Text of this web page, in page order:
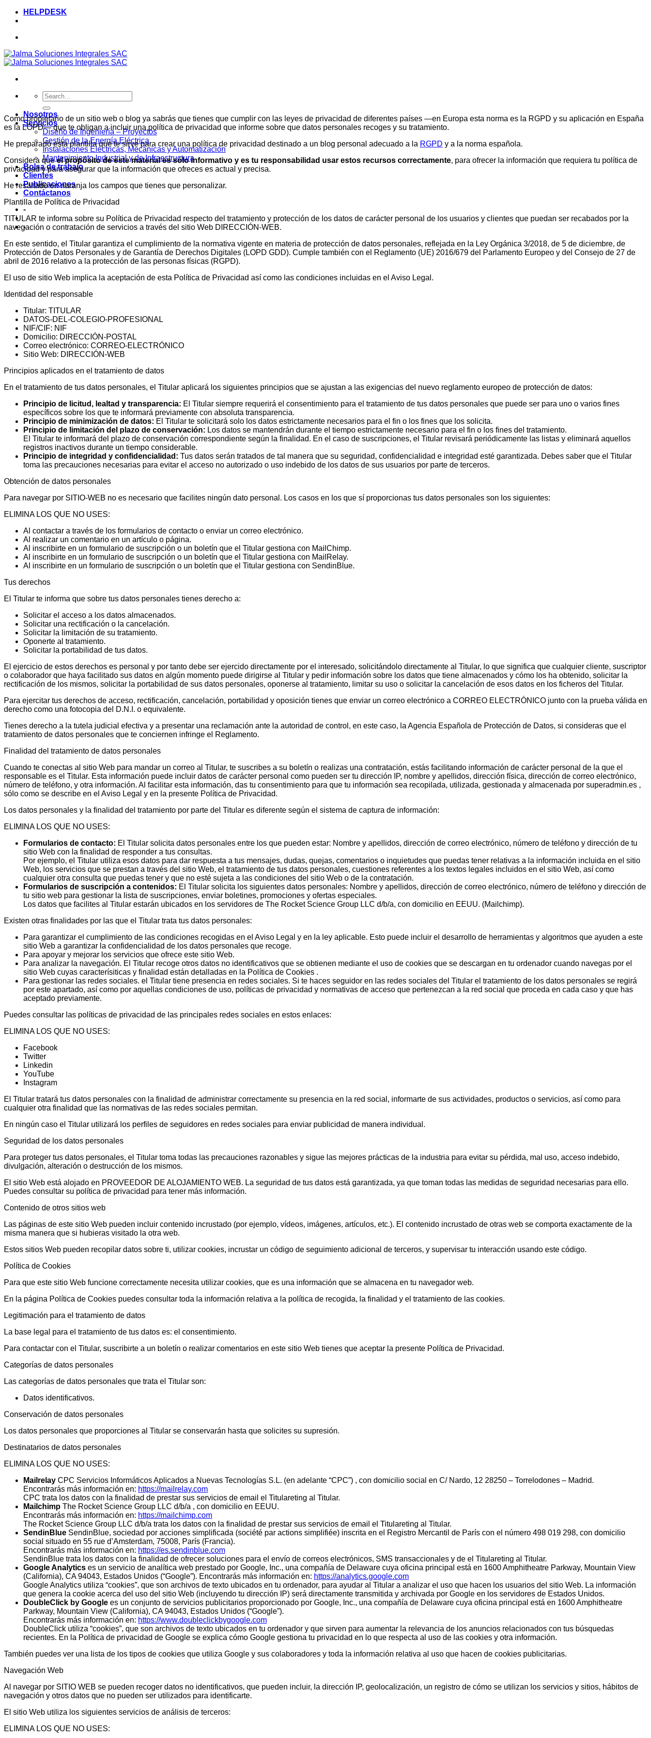
Saltar
HELPDESK
Nosotros
Servicios
Diseño de Ingeniería – Proyectos
Gestión de la Energía Eléctrica
Instalaciones Eléctricas, Mecánicas y Automatización
Mantenimiento Industrial y de Infraestructura
Bolsa de trabajo
Clientes
Publicaciones
Contáctanos
-
-
Como propietario de un sitio web o blog ya sabrás que tienes que cumplir con las leyes de privacidad de diferentes países —en Europa esta norma es la RGPD y su aplicación en España
es la LOPD— que te obligan a incluir una política de privacidad que informe sobre que datos personales recoges y su tratamiento.
He preparado esta plantilla que te sirve para crear una política de privacidad destinado a un blog personal adecuado a la RGPD y a la norma española.
Considera queel propósito de este material es sólo informativo y es tu responsabilidad usar estos recursos correctamente, para ofrecer la información que requiera tu política de
privacidad y para asegurar que la información que ofreces es actual y precisa.
He resaltado en naranja los campos que tienes que personalizar.
Plantilla de Política de Privacidad
TITULAR te informa sobre su Política de Privacidad respecto del tratamiento y protección de los datos de carácter personal de los usuarios y clientes que puedan ser recabados por la
navegación o contratación de servicios a través del sitio Web DIRECCIÓN-WEB.
En este sentido, el Titular garantiza el cumplimiento de la normativa vigente en materia de protección de datos personales, reflejada en la Ley Orgánica 3/2018, de 5 de diciembre, de
Protección de Datos Personales y de Garantía de Derechos Digitales (LOPD GDD). Cumple también con el Reglamento (UE) 2016/679 del Parlamento Europeo y del Consejo de 27 de
abril de 2016 relativo a la protección de las personas físicas (RGPD).
El uso de sitio Web implica la aceptación de esta Política de Privacidad así como las condiciones incluidas en el Aviso Legal.
Identidad del responsable
Titular: TITULAR
DATOS-DEL-COLEGIO-PROFESIONAL
NIF/CIF: NIF
Domicilio: DIRECCIÓN-POSTAL
Correo electrónico: CORREO-ELECTRÓNICO
Sitio Web: DIRECCIÓN-WEB
Principios aplicados en el tratamiento de datos
En el tratamiento de tus datos personales, el Titular aplicará los siguientes principios que se ajustan a las exigencias del nuevo reglamento europeo de protección de datos:
Principio de licitud, lealtad y transparencia: El Titular siempre requerirá el consentimiento para el tratamiento de tus datos personales que puede ser para uno o varios fines
específicos sobre los que te informará previamente con absoluta transparencia.
Principio de minimización de datos: El Titular te solicitará solo los datos estrictamente necesarios para el fin o los fines que los solicita.
Principio de limitación del plazo de conservación: Los datos se mantendrán durante el tiempo estrictamente necesario para el fin o los fines del tratamiento.
El Titular te informará del plazo de conservación correspondiente según la finalidad. En el caso de suscripciones, el Titular revisará periódicamente las listas y eliminará aquellos
registros inactivos durante un tiempo considerable.
Principio de integridad y confidencialidad: Tus datos serán tratados de tal manera que su seguridad, confidencialidad e integridad esté garantizada. Debes saber que el Titular
toma las precauciones necesarias para evitar el acceso no autorizado o uso indebido de los datos de sus usuarios por parte de terceros.
Obtención de datos personales
Para navegar por SITIO-WEB no es necesario que facilites ningún dato personal. Los casos en los que sí proporcionas tus datos personales son los siguientes:
ELIMINA LOS QUE NO USES:
Al contactar a través de los formularios de contacto o enviar un correo electrónico.
Al realizar un comentario en un artículo o página.
Al inscribirte en un formulario de suscripción o un boletín que el Titular gestiona con MailChimp.
Al inscribirte en un formulario de suscripción o un boletín que el Titular gestiona con MailRelay.
Al inscribirte en un formulario de suscripción o un boletín que el Titular gestiona con SendinBlue.
Tus derechos
El Titular te informa que sobre tus datos personales tienes derecho a:
Solicitar el acceso a los datos almacenados.
Solicitar una rectificación o la cancelación.
Solicitar la limitación de su tratamiento.
Oponerte al tratamiento.
Solicitar la portabilidad de tus datos.
El ejercicio de estos derechos es personal y por tanto debe ser ejercido directamente por el interesado, solicitándolo directamente al Titular, lo que significa que cualquier cliente, suscriptor
o colaborador que haya facilitado sus datos en algún momento puede dirigirse al Titular y pedir información sobre los datos que tiene almacenados y cómo los ha obtenido, solicitar la
rectificación de los mismos, solicitar la portabilidad de sus datos personales, oponerse al tratamiento, limitar su uso o solicitar la cancelación de esos datos en los ficheros del Titular.
Para ejercitar tus derechos de acceso, rectificación, cancelación, portabilidad y oposición tienes que enviar un correo electrónico a CORREO ELECTRÓNICO junto con la prueba válida en
derecho como una fotocopia del D.N.I. o equivalente.
Tienes derecho a la tutela judicial efectiva y a presentar una reclamación ante la autoridad de control, en este caso, la Agencia Española de Protección de Datos, si consideras que el
tratamiento de datos personales que te conciernen infringe el Reglamento.
Finalidad del tratamiento de datos personales
Cuando te conectas al sitio Web para mandar un correo al Titular, te suscribes a su boletín o realizas una contratación, estás facilitando información de carácter personal de la que el
responsable es el Titular. Esta información puede incluir datos de carácter personal como pueden ser tu dirección IP, nombre y apellidos, dirección física, dirección de correo electrónico,
número de teléfono, y otra información. Al facilitar esta información, das tu consentimiento para que tu información sea recopilada, utilizada, gestionada y almacenada por superadmin.es ,
sólo como se describe en el Aviso Legal y en la presente Política de Privacidad.
Los datos personales y la finalidad del tratamiento por parte del Titular es diferente según el sistema de captura de información:
ELIMINA LOS QUE NO USES:
Formularios de contacto: El Titular solicita datos personales entre los que pueden estar: Nombre y apellidos, dirección de correo electrónico, número de teléfono y dirección de tu
sitio Web con la finalidad de responder a tus consultas.
Por ejemplo, el Titular utiliza esos datos para dar respuesta a tus mensajes, dudas, quejas, comentarios o inquietudes que puedas tener relativas a la información incluida en el sitio
Web, los servicios que se prestan a través del sitio Web, el tratamiento de tus datos personales, cuestiones referentes a los textos legales incluidos en el sitio Web, así como
cualquier otra consulta que puedas tener y que no esté sujeta a las condiciones del sitio Web o de la contratación.
Formularios de suscripción a contenidos: El Titular solicita los siguientes datos personales: Nombre y apellidos, dirección de correo electrónico, número de teléfono y dirección de
tu sitio web para gestionar la lista de suscripciones, enviar boletines, promociones y ofertas especiales.
Los datos que facilites al Titular estarán ubicados en los servidores de The Rocket Science Group LLC d/b/a, con domicilio en EEUU. (Mailchimp).
Existen otras finalidades por las que el Titular trata tus datos personales:
Para garantizar el cumplimiento de las condiciones recogidas en el Aviso Legal y en la ley aplicable. Esto puede incluir el desarrollo de herramientas y algoritmos que ayuden a este
sitio Web a garantizar la confidencialidad de los datos personales que recoge.
Para apoyar y mejorar los servicios que ofrece este sitio Web.
Para analizar la navegación. El Titular recoge otros datos no identificativos que se obtienen mediante el uso de cookies que se descargan en tu ordenador cuando navegas por el
sitio Web cuyas caracterísiticas y finalidad están detalladas en la Política de Cookies .
Para gestionar las redes sociales. el Titular tiene presencia en redes sociales. Si te haces seguidor en las redes sociales del Titular el tratamiento de los datos personales se regirá
por este apartado, así como por aquellas condiciones de uso, políticas de privacidad y normativas de acceso que pertenezcan a la red social que proceda en cada caso y que has
aceptado previamente.
Puedes consultar las políticas de privacidad de las principales redes sociales en estos enlaces:
ELIMINA LOS QUE NO USES:
Facebook
Twitter
Linkedin
YouTube
Instagram
El Titular tratará tus datos personales con la finalidad de administrar correctamente su presencia en la red social, informarte de sus actividades, productos o servicios, así como para
cualquier otra finalidad que las normativas de las redes sociales permitan.
En ningún caso el Titular utilizará los perfiles de seguidores en redes sociales para enviar publicidad de manera individual.
Seguridad de los datos personales
Para proteger tus datos personales, el Titular toma todas las precauciones razonables y sigue las mejores prácticas de la industria para evitar su pérdida, mal uso, acceso indebido,
divulgación, alteración o destrucción de los mismos.
El sitio Web está alojado en PROVEEDOR DE ALOJAMIENTO WEB. La seguridad de tus datos está garantizada, ya que toman todas las medidas de seguridad necesarias para ello.
Puedes consultar su política de privacidad para tener más información.
Contenido de otros sitios web
Las páginas de este sitio Web pueden incluir contenido incrustado (por ejemplo, vídeos, imágenes, artículos, etc.). El contenido incrustado de otras web se comporta exactamente de la
misma manera que si hubieras visitado la otra web.
Estos sitios Web pueden recopilar datos sobre ti, utilizar cookies, incrustar un código de seguimiento adicional de terceros, y supervisar tu interacción usando este código.
Política de Cookies
Para que este sitio Web funcione correctamente necesita utilizar cookies, que es una información que se almacena en tu navegador web.
En la página Política de Cookies puedes consultar toda la información relativa a la política de recogida, la finalidad y el tratamiento de las cookies.
Legitimación para el tratamiento de datos
La base legal para el tratamiento de tus datos es: el consentimiento.
Para contactar con el Titular, suscribirte a un boletín o realizar comentarios en este sitio Web tienes que aceptar la presente Política de Privacidad.
Categorías de datos personales
Las categorías de datos personales que trata el Titular son:
Datos identificativos.
Conservación de datos personales
Los datos personales que proporciones al Titular se conservarán hasta que solicites su supresión.
Destinatarios de datos personales
ELIMINA LOS QUE NO USES:
Mailrelay CPC Servicios Informáticos Aplicados a Nuevas Tecnologías S.L. (en adelante “CPC”) , con domicilio social en C/ Nardo, 12 28250 – Torrelodones – Madrid.
Encontrarás más información en: https://mailrelay.com
CPC trata los datos con la finalidad de prestar sus servicios de email el Titulareting al Titular.
Mailchimp The Rocket Science Group LLC d/b/a , con domicilio en EEUU.
Encontrarás más información en: https://mailchimp.com
The Rocket Science Group LLC d/b/a trata los datos con la finalidad de prestar sus servicios de email el Titulareting al Titular.
SendinBlue SendinBlue, sociedad por acciones simplificada (société par actions simplifiée) inscrita en el Registro Mercantil de París con el número 498 019 298, con domicilio
social situado en 55 rue d’Amsterdam, 75008, París (Francia).
Encontrarás más información en: https://es.sendinblue.com
SendinBlue trata los datos con la finalidad de ofrecer soluciones para el envío de correos electrónicos, SMS transaccionales y de el Titulareting al Titular.
Google Analytics es un servicio de analítica web prestado por Google, Inc., una compañía de Delaware cuya oficina principal está en 1600 Amphitheatre Parkway, Mountain View
(California), CA 94043, Estados Unidos (“Google”). Encontrarás más información en: https://analytics.google.com
Google Analytics utiliza “cookies”, que son archivos de texto ubicados en tu ordenador, para ayudar al Titular a analizar el uso que hacen los usuarios del sitio Web. La información
que genera la cookie acerca del uso del sitio Web (incluyendo tu dirección IP) será directamente transmitida y archivada por Google en los servidores de Estados Unidos.
DoubleClick by Google es un conjunto de servicios publicitarios proporcionado por Google, Inc., una compañía de Delaware cuya oficina principal está en 1600 Amphitheatre
Parkway, Mountain View (California), CA 94043, Estados Unidos (“Google”).
Encontrarás más información en: https://www.doubleclickbygoogle.com
DoubleClick utiliza “cookies”, que son archivos de texto ubicados en tu ordenador y que sirven para aumentar la relevancia de los anuncios relacionados con tus búsquedas
recientes. En la Política de privacidad de Google se explica cómo Google gestiona tu privacidad en lo que respecta al uso de las cookies y otra información.
También puedes ver una lista de los tipos de cookies que utiliza Google y sus colaboradores y toda la información relativa al uso que hacen de cookies publicitarias.
Navegación Web
Al navegar por SITIO WEB se pueden recoger datos no identificativos, que pueden incluir, la dirección IP, geolocalización, un registro de cómo se utilizan los servicios y sitios, hábitos de
navegación y otros datos que no pueden ser utilizados para identificarte.
El sitio Web utiliza los siguientes servicios de análisis de terceros:
ELIMINA LOS QUE NO USES: